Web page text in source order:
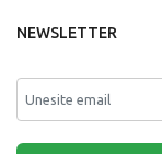
NEWSLETTER